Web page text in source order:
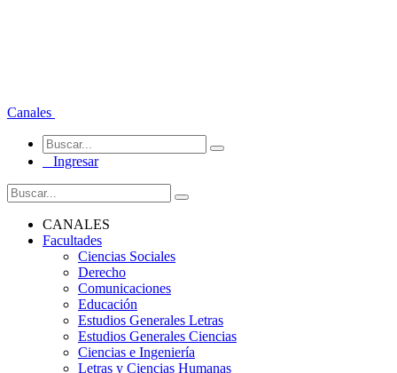
Canales
Ingresar
CANALES
Facultades
Ciencias Sociales
Derecho
Comunicaciones
Educación
Estudios Generales Letras
Estudios Generales Ciencias
Ciencias e Ingeniería
Letras y Ciencias Humanas